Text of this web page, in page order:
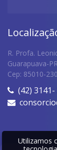
R. Profa.
Guarapuava-PR
Cep: 85010-230
(42) 3141-
Utilizamos